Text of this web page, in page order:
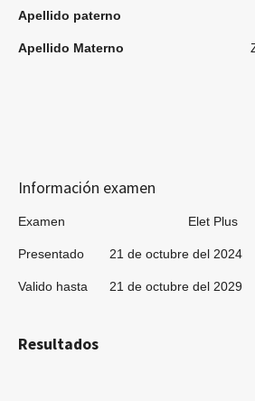
Apellido paterno
Apellido Materno
Información examen
Examen Elet Plus
Presentado 21 de octubre del 2024
Valido hasta 21 de octubre del 2029
Resultados